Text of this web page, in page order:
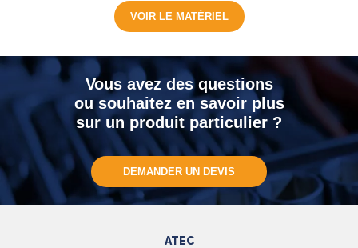
VOIR LE MATÉRIEL
Vous avez des questions
ou souhaitez en savoir plus
sur un produit particulier ?
DEMANDER UN DEVIS
ATEC